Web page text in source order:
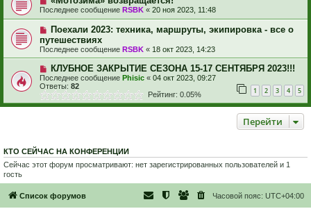
Последнее сообщение RSBK « 20 ноя 2023, 11:48
Поехали 2023: техника, маршруты, экипировка - все о
путешествиях
Последнее сообщение RSBK « 18 окт 2023, 14:23
КЛУБНОЕ ЗАКРЫТИЕ СЕЗОНА 15-17 СЕНТЯБРЯ 2023!!!
Последнее сообщение Phisic « 04 окт 2023, 09:27
Ответы: 82 1 2 3 4 5
Рейтинг: 0.05%
Перейти
КТО СЕЙЧАС НА КОНФЕРЕНЦИИ
Сейчас этот форум просматривают: нет зарегистрированных пользователей и 1
гость
Список форумов Часовой пояс: UTC+04:00